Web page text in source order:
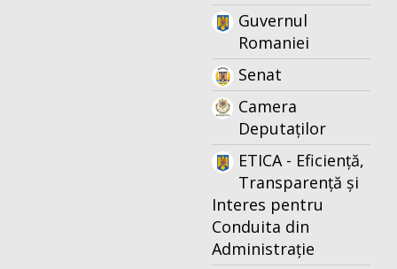
Guvernul
Romaniei
Senat
Camera
Deputaților
ETICA - Eficiență,
Transparență și
Interes pentru
Conduita din
Administrație